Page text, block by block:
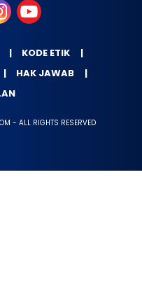
KODE ETIK
HAK JAWAB
- ALL RIGHTS RESERVED